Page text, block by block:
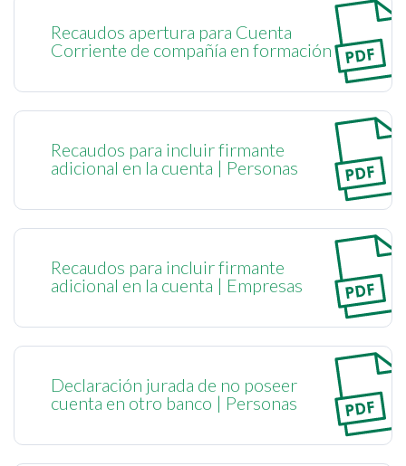
Recaudos apertura para Cuenta
Corriente de compañía en formación
Recaudos para incluir firmante
adicional en la cuenta | Personas
Recaudos para incluir firmante
adicional en la cuenta | Empresas
Declaración jurada de no poseer
cuenta en otro banco | Personas